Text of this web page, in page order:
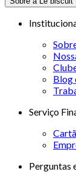
Blog
Serviço
Perguntas